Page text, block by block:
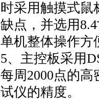
时采用触摸式鼠
缺点，并选用
单机整体操作方
5、主控板采用
每周2000点的
试仪的精度。